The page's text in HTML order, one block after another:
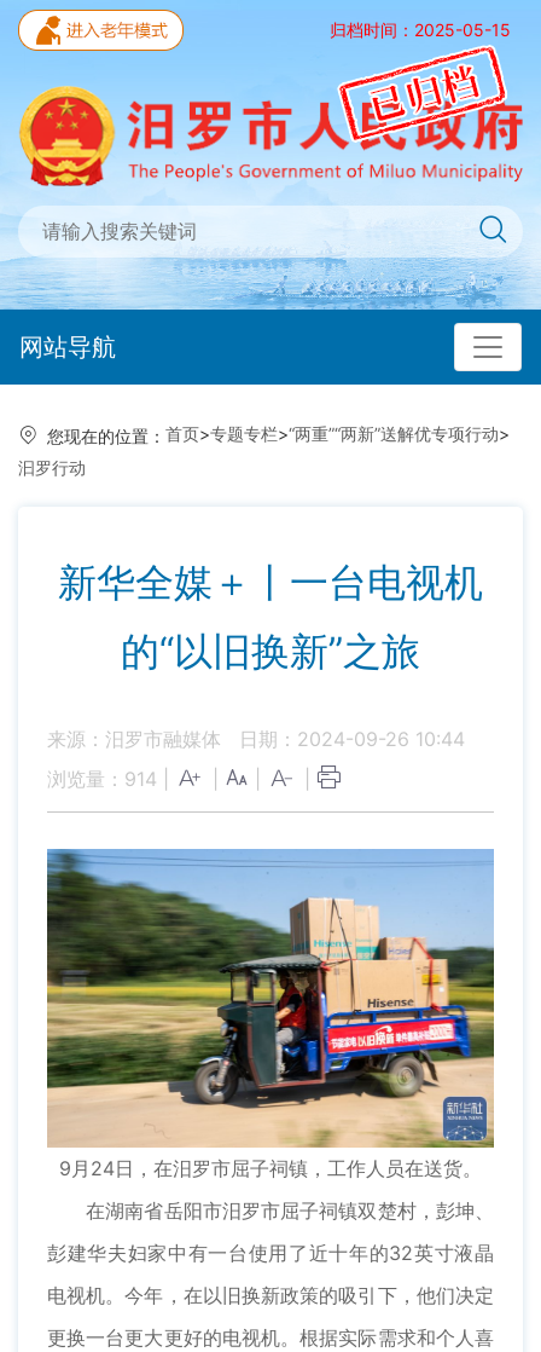
归档时间：2025-05-15
网站导航
您现在的位置： 首页>专题专栏>“两重”“两新”送解优专项行动>
汩罗行动
新华全媒＋丨一台电视机
的“以旧换新”之旅
来源：汨罗市融媒体
日期：2024-09-26 10:44
浏览量： 914
9月24日，在汨罗市屈子祠镇，工作人员在送货。
在湖南省岳阳市汨罗市屈子祠镇双楚村，彭坤、
彭建华夫妇家中有一台使用了近十年的32英寸液晶
电视机。今年，在以旧换新政策的吸引下，他们决定
更换一台更大更好的电视机。根据实际需求和个人喜